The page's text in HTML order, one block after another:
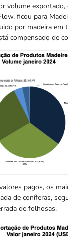
volume
ficou para
por madeira em
compensado de
pagos, os
de coníferas,
de folhosas.